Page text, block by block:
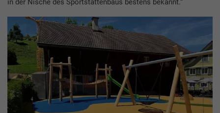
in der Nische des Sportstättenbaus bestens bekannt.“